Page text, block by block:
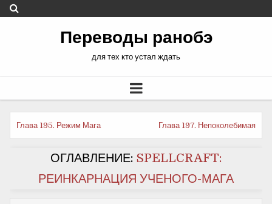
Переводы ранобэ
для тех кто устал ждать
Еще
Глава 195. Режим Мага Глава 197. Непоколебимая
ОГЛАВЛЕНИЕ: SPELLCRAFT:
РЕИНКАРНАЦИЯ УЧЕНОГО-МАГА